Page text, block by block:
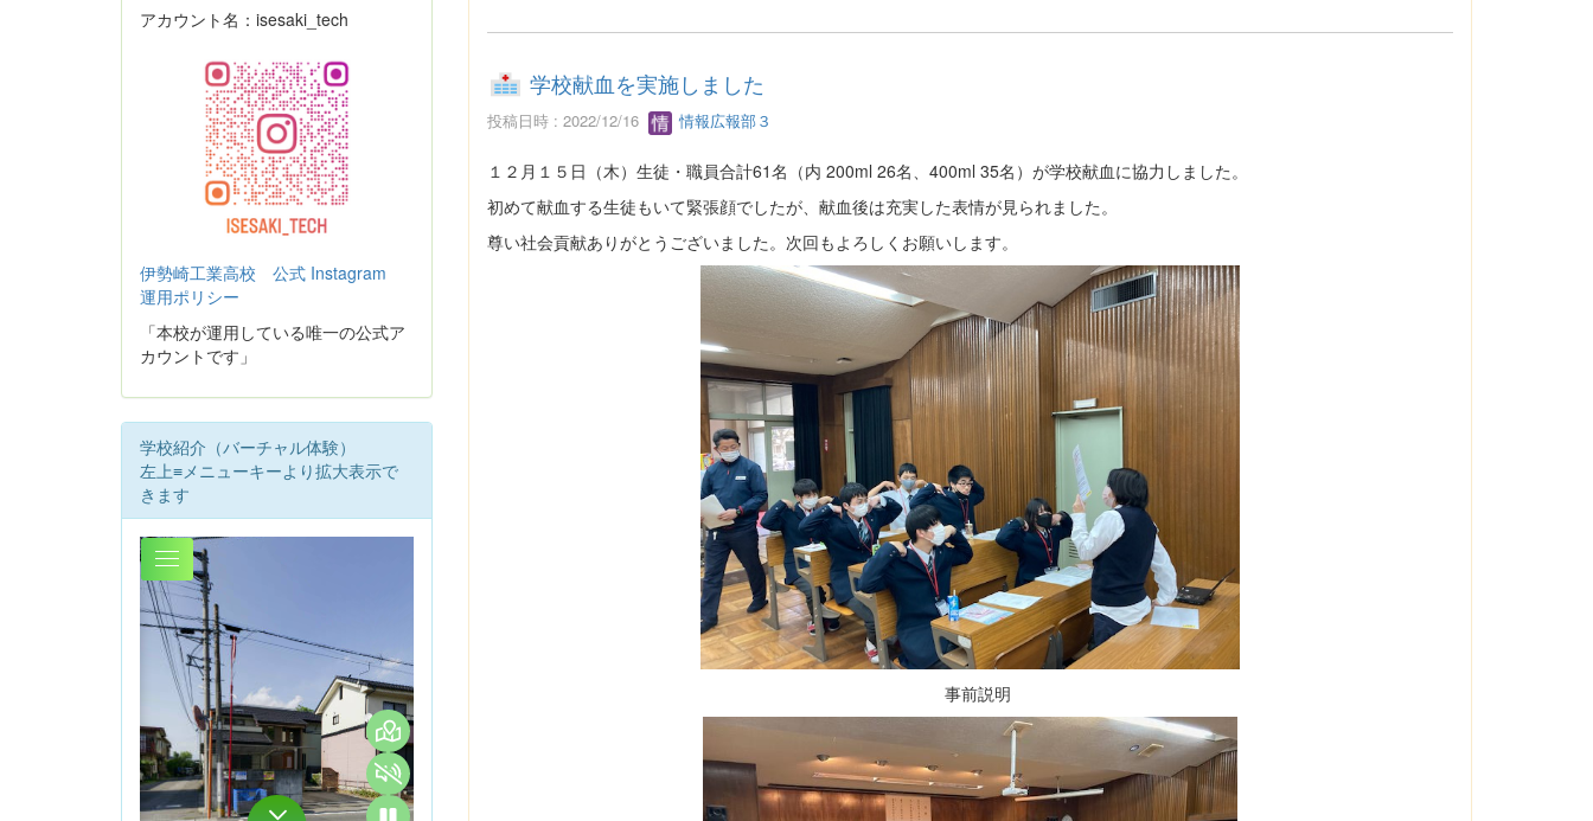
学校献血を実施しました
投稿日時 : 2022/12/16 情報広報部３
１２月１５日（木）生徒・職員合計61名（内 200ml 26名、400ml 35名）が学校献血に協力しました。
初めて献血する生徒もいて緊張顔でしたが、献血後は充実した表情が見られました。
尊い社会貢献ありがとうございました。次回もよろしくお願いします。
事前説明
アカウント名：isesaki_tech
伊勢崎工業高校 公式 Instagram
運用ポリシー
「本校が運用している唯一の公式ア
カウントです」
学校紹介（バーチャル体験）
左上≡メニューキーより拡大表示で
きます